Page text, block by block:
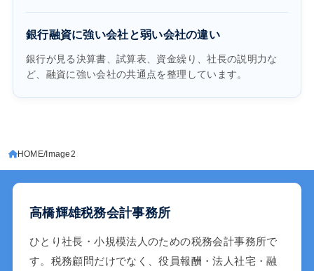
銀行融資に強い会社と弱い会社の違い
銀行が見る決算書、試算表、資金繰り、社長の説明力な
ど、融資に強い会社の共通点を整理しています。
HOME Image2
高橋輝雄税務会計事務所
ひとり社長・小規模法人のための税務会計事務所で
す。税務顧問だけでなく、役員報酬・法人社宅・融